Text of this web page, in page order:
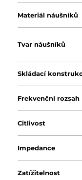
Materiál náušníků
Tvar náušníků
Skládací
Frekvenční rozsah
Citlivost
Impedance
Zatížitelnost